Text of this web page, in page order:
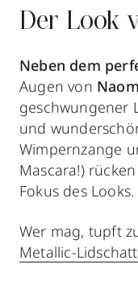
Der Look
Neben dem
Augen von
geschwungener
und
Wimpernzange
Mascara!)
Fokus des Looks.
Wer mag, tupft
Metallic-